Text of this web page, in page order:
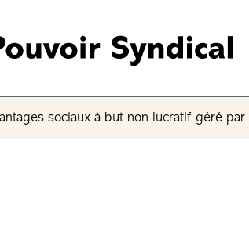
sociaux à but non lucratif géré par